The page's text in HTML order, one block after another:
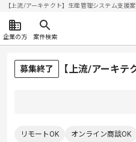
【上流/アーキテクト】生産管理システム支
企業の方 案件検索
募集終了 【上流/アーキ
リモートOK オンライン商談OK